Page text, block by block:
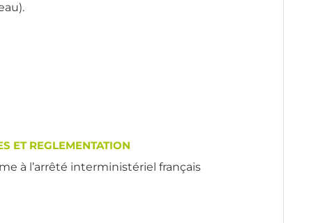
ET REGLEMENTATION
à l’arrêté interministériel français